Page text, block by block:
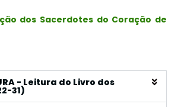
dos Sacerdotes do Coração de
- Leitura do Livro dos
31)